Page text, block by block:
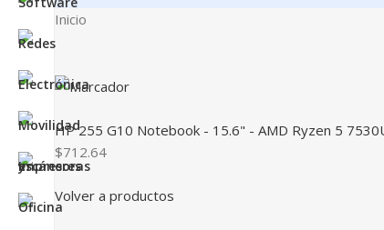
Inicio
HP 255 G10 Notebook - 15.6" - AMD Ryzen 5
$712.64
Volver a productos